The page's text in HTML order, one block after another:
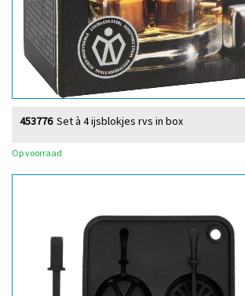
Set à 4 ijsblokjes rvs in box
453776
Op voorraad